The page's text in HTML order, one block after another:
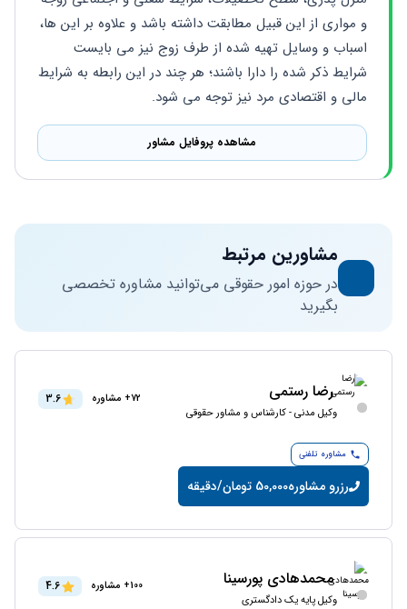
مالی و اقتصادی مرد نیز توجه می شود.
مشاهده پروفایل مشاور
مشاورین مرتبط
در حوزه امور حقوقی می‌توانید مشاوره تخصصی
بگیرید
رضا رستمی
وکیل مدنی - کارشناس و مشاور حقوقی
72+ مشاوره 3.6
مشاوره تلفنی
رزرو مشاوره50,000 تومان/دقیقه
محمدهادی پورسینا
وکیل پایه یک دادگستری
100+ مشاوره 4.6